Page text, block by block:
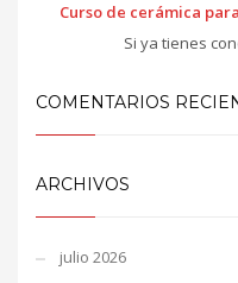
Curso de cerámica
Si ya tienes
COMENTARIOS
ARCHIVOS
julio 2026